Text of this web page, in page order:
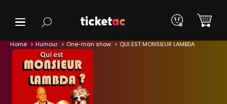
Home Humour One-man show QUI EST MONSIEUR LAMBDA